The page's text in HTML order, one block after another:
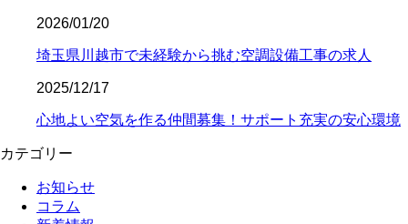
2026/01/20
埼玉県川越市で未経験から挑む空調設備工事の求人
2025/12/17
心地よい空気を作る仲間募集！サポート充実の安心環境
カテゴリー
お知らせ
コラム